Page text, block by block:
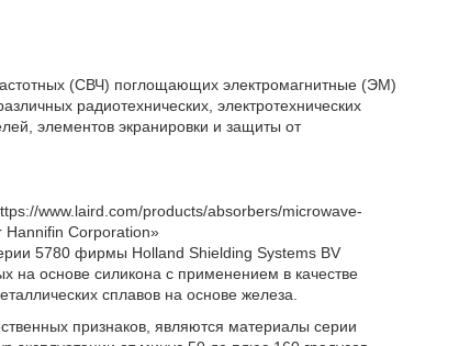
(СВЧ) поглощающих электромагнитные (ЭМ)
радиотехнических, электротехнических
элементов экранировки и защиты от
www.laird.com/products/absorbers/microwave-
Corporation»
5780 фирмы Holland Shielding Systems BV
на основе силикона с применением в качестве
сплавов на основе железа.
признаков, являются материалы серии